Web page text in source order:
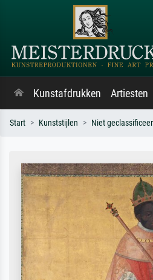
Kunstafdrukken Artiesten
Start Kunststijlen Niet